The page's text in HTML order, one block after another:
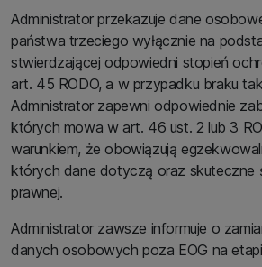
Administrator przekazuje dane
państwa trzeciego wyłącznie na
stwierdzającej odpowiedni stopień
art. 45 RODO, a w przypadku braku
Administrator zapewni odpowiednie
których mowa w art. 46 ust. 2 lub 3
warunkiem, że obowiązują
których dane dotyczą oraz skuteczne
prawnej.
Administrator zawsze informuje o
danych osobowych poza EOG na